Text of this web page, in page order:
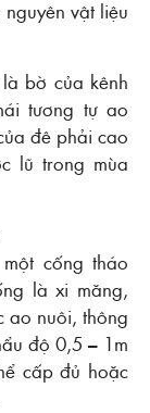
vật liệu
bờ của kênh
tương tự ao
đê phải cao
lũ trong mùa
cống tháo
là xi măng,
ao nuôi, thông
độ 0,5 – 1m
cấp đủ hoặc